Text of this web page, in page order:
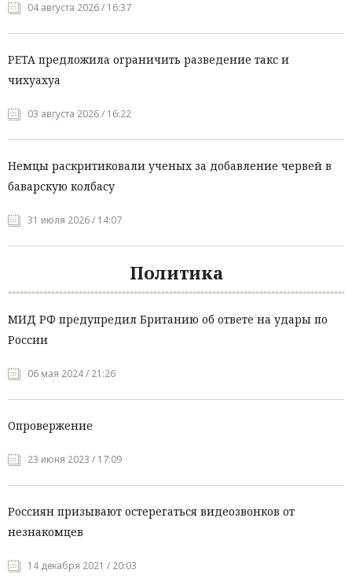
04 августа 2026 / 16:37
PETA предложила ограничить разведение такс и
чихуахуа
03 августа 2026 / 16:22
Немцы раскритиковали ученых за добавление червей в
баварскую колбасу
31 июля 2026 / 14:07
Политика
МИД РФ предупредил Британию об ответе на удары по
России
06 мая 2024 / 21:26
Опровержение
23 июня 2023 / 17:09
Россиян призывают остерегаться видеозвонков от
незнакомцев
14 декабря 2021 / 20:03